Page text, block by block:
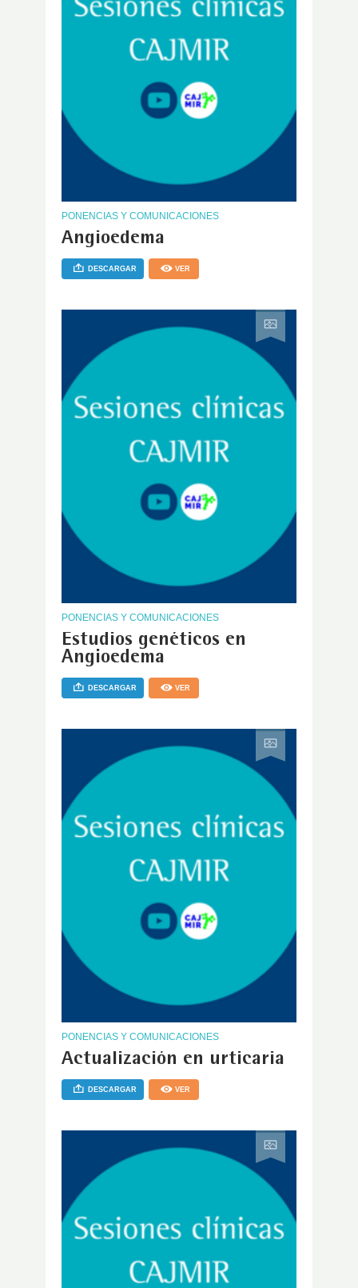
PONENCIAS Y COMUNICACIONES
Angioedema
DESCARGAR VER
PONENCIAS Y COMUNICACIONES
Estudios genéticos en
Angioedema
DESCARGAR VER
PONENCIAS Y COMUNICACIONES
Actualización en urticaria
DESCARGAR VER